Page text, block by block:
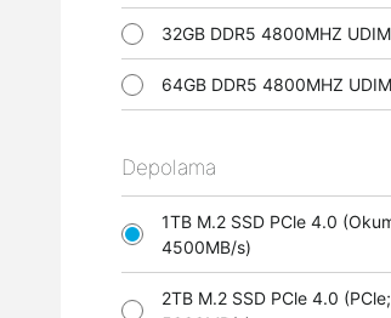
32GB DDR5 4800MHZ
64GB DDR5 4800MHZ
Depolama
1TB M.2 SSD PCle 4.0
4500MB/s)
2TB M.2 SSD PCle 4.0